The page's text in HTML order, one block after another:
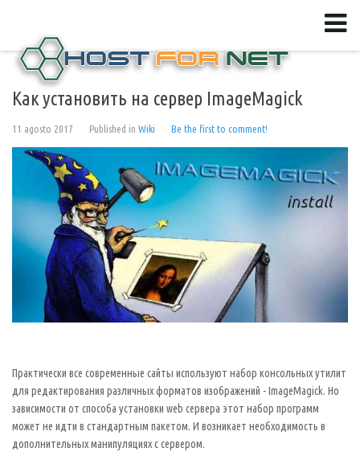
Как установить на сервер ImageMagick
11 agosto 2017 Published in Wiki Be the first to comment!
Практически все современные сайты используют набор консольных утилит
для редактирования различных форматов изображений - ImageMagick. Но
зависимости от способа установки web сервера этот набор программ
может не идти в стандартным пакетом. И возникает необходимость в
дополнительных манипуляциях с сервером.